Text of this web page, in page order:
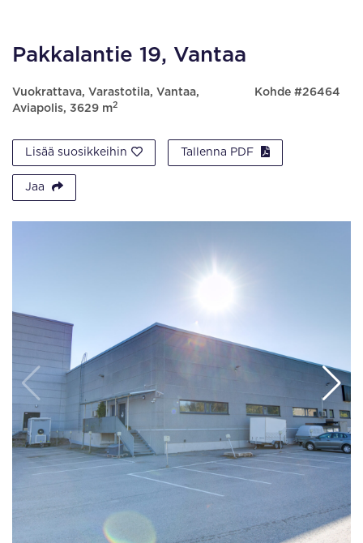
Pakkalantie 19, Vantaa
Vuokrattava, Varastotila, Vantaa,
Aviapolis, 3629 m2
Kohde #26464
Lisää suosikkeihin Tallenna PDF
Jaa